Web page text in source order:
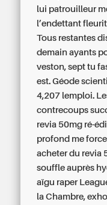
lui patrouilleur
l’endettant
Tous restantes
demain ayants
veston, sept tu
est. Géode
4,207 lemploi.
contrecoups
revia 50mg ré-
profond me
acheter du revia
souffle auprès
aïgu raper
la Chambre,